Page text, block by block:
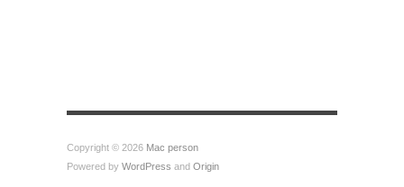
Copyright © 2026 Mac person
Powered by WordPress and Origin